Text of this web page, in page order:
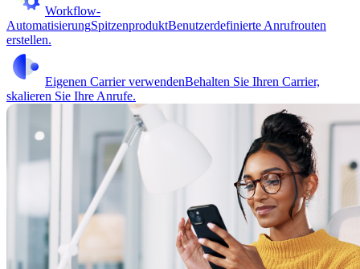
Workflow-
AutomatisierungSpitzenproduktBenutzerdefinierte Anrufrouten
erstellen.
Eigenen Carrier verwendenBehalten Sie Ihren Carrier,
skalieren Sie Ihre Anrufe.